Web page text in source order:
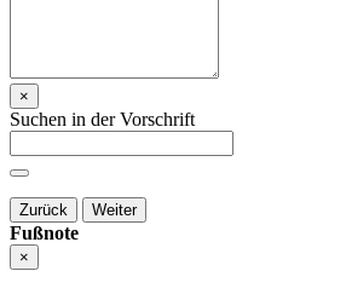
×
Suchen in der Vorschrift
Zurück Weiter
Fußnote
×